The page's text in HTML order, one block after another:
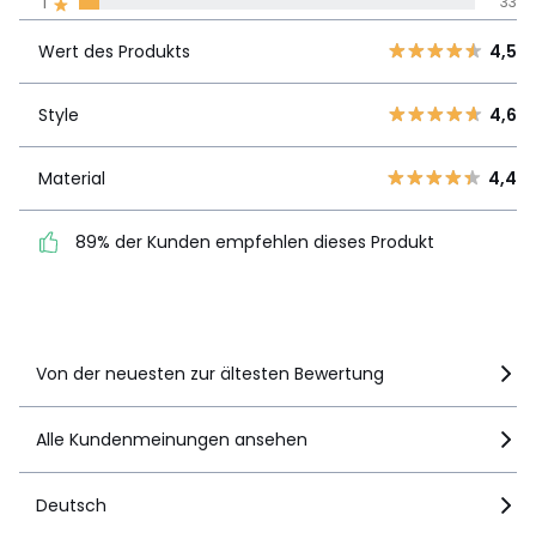
Größe 140 x 180 cm, 140 x 250 cm, 140 x 350 cm
4
Wert des
4,6
4,4
89% der Kunden
empfehlen dieses Produkt
Wert des Produkts 4,5
Style 4,6
Material 4,4
89% der Kunden empfehlen dieses Produkt
Von der neuesten zur ältesten Bewertung
Alle Kundenmeinungen ansehen
Deutsch